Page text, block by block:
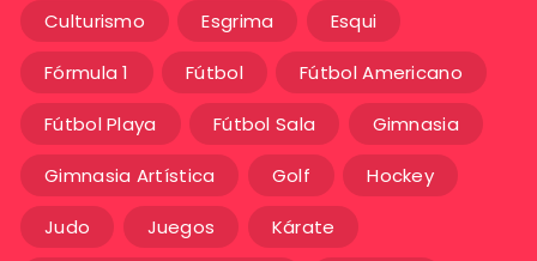
Culturismo Esgrima Esqui
Fórmula 1 Fútbol Fútbol Americano
Fútbol Playa Fútbol Sala Gimnasia
Gimnasia Artística Golf Hockey
Judo Juegos Kárate